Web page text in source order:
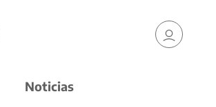
Noticias